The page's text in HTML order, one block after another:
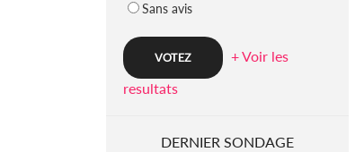
Sans avis
+ Voir les
resultats
DERNIER SONDAGE